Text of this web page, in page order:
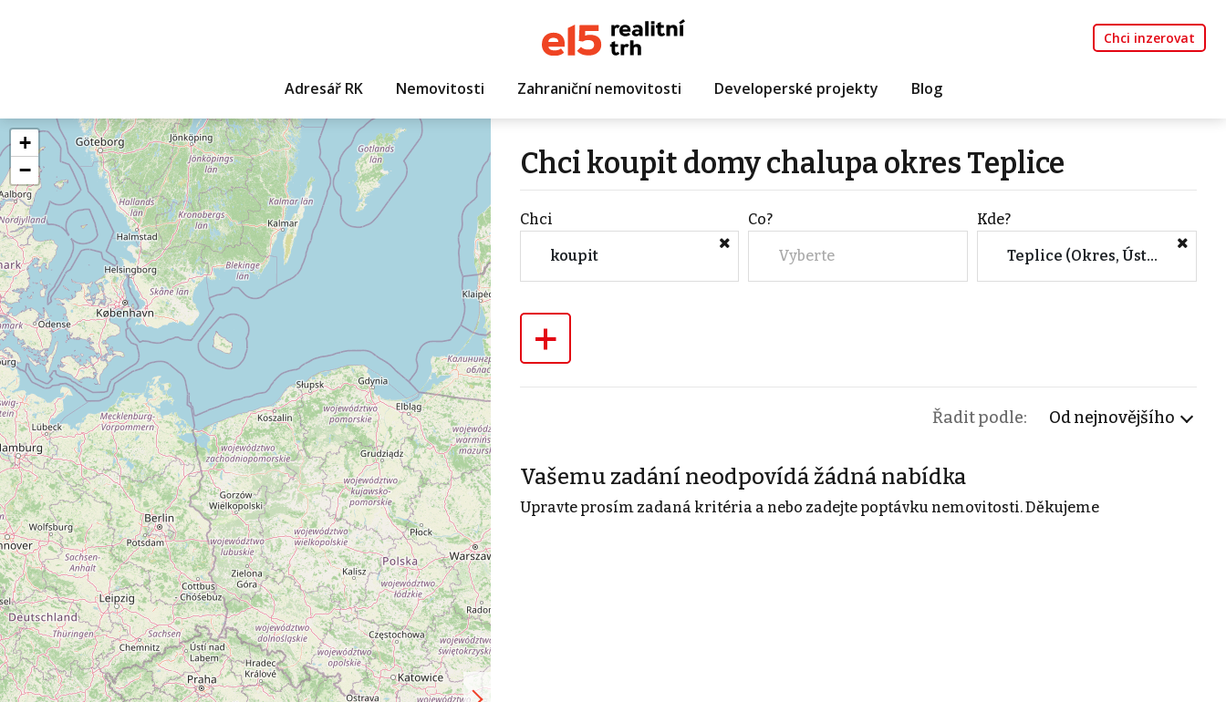
Chci inzerovat
Adresář RK Nemovitosti Zahraniční nemovitosti Developerské projekty Blog
+
−
Chci koupit domy chalupa okres Teplice
Chci
koupit
Co?
Vyberte
Kde?
Teplice (Okres, Ústecký kraj)
+
Řadit podle: Od nejnovějšího
Vašemu zadání neodpovídá žádná nabídka
Upravte prosím zadaná kritéria a nebo zadejte poptávku nemovitosti. Děkujeme